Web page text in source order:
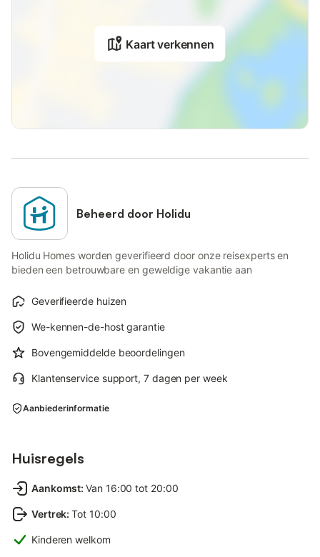
Kaart verkennen
Beheerd door Holidu
Holidu Homes worden geverifieerd door onze reisexperts en
bieden een betrouwbare en geweldige vakantie aan
Geverifieerde huizen
We-kennen-de-host garantie
Bovengemiddelde beoordelingen
Klantenservice support, 7 dagen per week
Aanbiederinformatie
Huisregels
Aankomst: Van 16:00 tot 20:00
Vertrek: Tot 10:00
Kinderen welkom